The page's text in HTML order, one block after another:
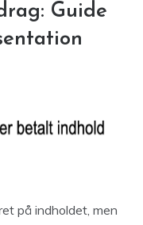
Guide
på indholdet, men